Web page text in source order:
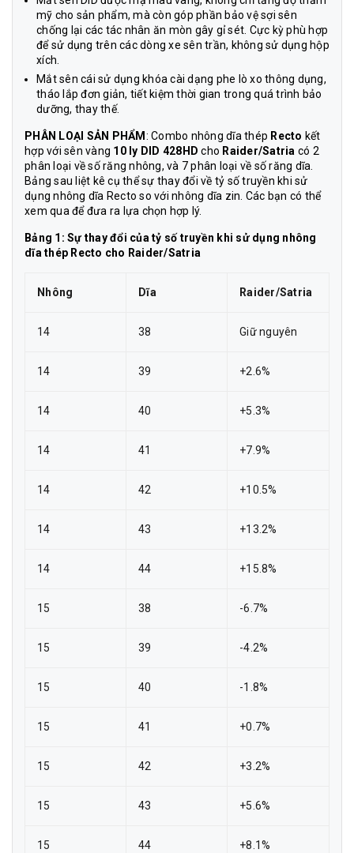
mỹ cho sản phẩm, mà còn góp phần bảo vệ sợi sên
chống lại các tác nhân ăn mòn gây gỉ sét. Cực kỳ phù hợp
để sử dụng trên các dòng xe sên trần, không sử dụng hộp
xích.
Mắt sên cái sử dụng khóa cài dạng phe lò xo thông dụng,
tháo lắp đơn giản, tiết kiệm thời gian trong quá trình bảo
dưỡng, thay thế.
PHÂN LOẠI SẢN PHẨM : Combo nhông dĩa thép Recto kết
hợp với sên vàng 10 ly DID 428HD cho Raider/Satria có 2
phân loại về số răng nhông, và 7 phân loại về số răng dĩa.
Bảng sau liệt kê cụ thể sự thay đổi về tỷ số truyền khi sử
dụng nhông dĩa Recto so với nhông dĩa zin. Các bạn có thể
xem qua để đưa ra lựa chọn hợp lý.
Bảng 1: Sự thay đổi của tỷ số truyền khi sử dụng nhông
dĩa thép Recto cho Raider/Satria
Nhông Dĩa Raider/Satria
14 38 Giữ nguyên
14 39 +2.6%
14 40 +5.3%
14 41 +7.9%
14 42 +10.5%
14 43 +13.2%
14 44 +15.8%
15 38 -6.7%
15 39 -4.2%
15 40 -1.8%
15 41 +0.7%
15 42 +3.2%
15 43 +5.6%
15 44 +8.1%